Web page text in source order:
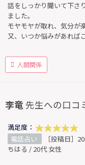
話をしっかり聞いて下さ
ました。
モヤモヤが取れ、気分が
又、いつか悩みがあれば
人間関係
李竜 先生への口コ
満足度：
電話占い
［投稿日］
ちはる / 20代 女性